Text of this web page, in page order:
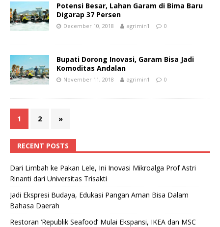
Potensi Besar, Lahan Garam di Bima Baru
Digarap 37 Persen
December 10, 2018 agrimin1 0
Bupati Dorong Inovasi, Garam Bisa Jadi
Komoditas Andalan
November 11, 2018 agrimin1 0
1 2 »
RECENT POSTS
Dari Limbah ke Pakan Lele, Ini Inovasi Mikroalga Prof Astri
Rinanti dari Universitas Trisakti
Jadi Ekspresi Budaya, Edukasi Pangan Aman Bisa Dalam
Bahasa Daerah
Restoran ‘Republik Seafood’ Mulai Ekspansi, IKEA dan MSC